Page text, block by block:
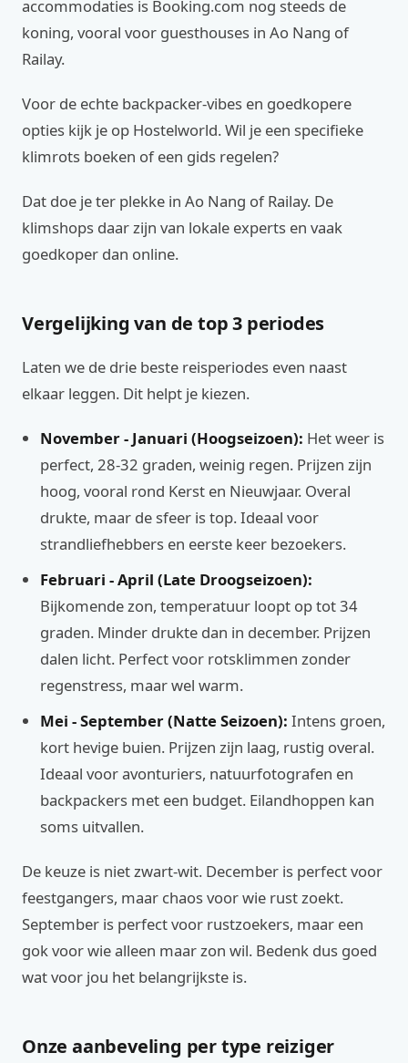
accommodaties is Booking.com nog steeds de
koning, vooral voor guesthouses in Ao Nang of
Railay.
Voor de echte backpacker-vibes en goedkopere
opties kijk je op Hostelworld. Wil je een specifieke
klimrots boeken of een gids regelen?
Dat doe je ter plekke in Ao Nang of Railay. De
klimshops daar zijn van lokale experts en vaak
goedkoper dan online.
Vergelijking van de top 3 periodes
Laten we de drie beste reisperiodes even naast
elkaar leggen. Dit helpt je kiezen.
November - Januari (Hoogseizoen): Het weer is
perfect, 28-32 graden, weinig regen. Prijzen zijn
hoog, vooral rond Kerst en Nieuwjaar. Overal
drukte, maar de sfeer is top. Ideaal voor
strandliefhebbers en eerste keer bezoekers.
Februari - April (Late Droogseizoen):
Bijkomende zon, temperatuur loopt op tot 34
graden. Minder drukte dan in december. Prijzen
dalen licht. Perfect voor rotsklimmen zonder
regenstress, maar wel warm.
Mei - September (Natte Seizoen): Intens groen,
kort hevige buien. Prijzen zijn laag, rustig overal.
Ideaal voor avonturiers, natuurfotografen en
backpackers met een budget. Eilandhoppen kan
soms uitvallen.
De keuze is niet zwart-wit. December is perfect voor
feestgangers, maar chaos voor wie rust zoekt.
September is perfect voor rustzoekers, maar een
gok voor wie alleen maar zon wil. Bedenk dus goed
wat voor jou het belangrijkste is.
Onze aanbeveling per type reiziger